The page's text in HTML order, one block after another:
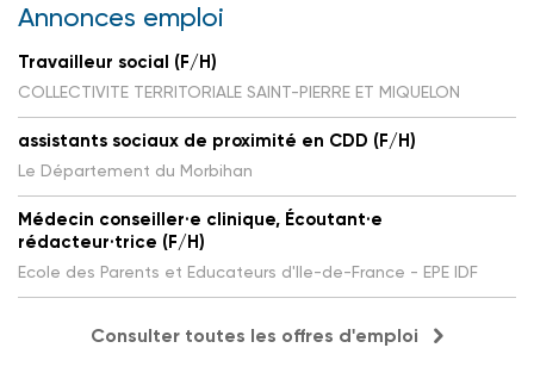
Annonces emploi
Travailleur social (F/H)
COLLECTIVITE TERRITORIALE SAINT-PIERRE ET MIQUELON
assistants sociaux de proximité en CDD (F/H)
Le Département du Morbihan
Médecin conseiller·e clinique, Écoutant·e
rédacteur·trice (F/H)
Ecole des Parents et Educateurs d'Ile-de-France - EPE IDF
Consulter toutes les offres d'emploi